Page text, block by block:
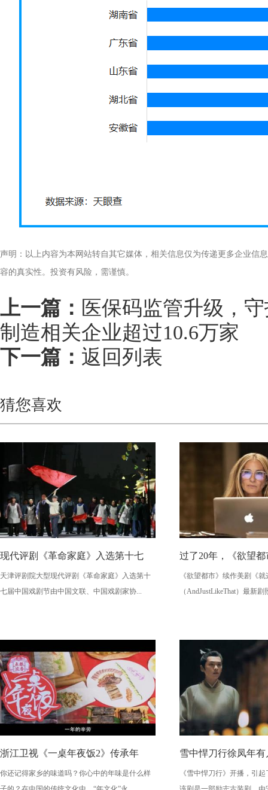
声明：以上内容为本网站转自其它媒体，相关信息仅为传递更多企业信
容的真实性。投资有风险，需谨慎。
上一篇： 医保码监管升级，
制造相关企业超过10.6万家
下一篇： 返回列表
猜您喜欢
现代评剧《革命家庭》入选第十七
天津评剧院大型现代评剧《革命家庭》入选第十
七届中国戏剧节由中国文联、中国戏剧家协...
过了20年，《欲望
《欲望都市》续作美剧《就
（AndJustLikeThat）最新剧
浙江卫视《一桌年夜饭2》传承年
你还记得家乡的味道吗？你心中的年味是什么样
雪中悍刀行徐凤年
《雪中悍刀行》开播，引